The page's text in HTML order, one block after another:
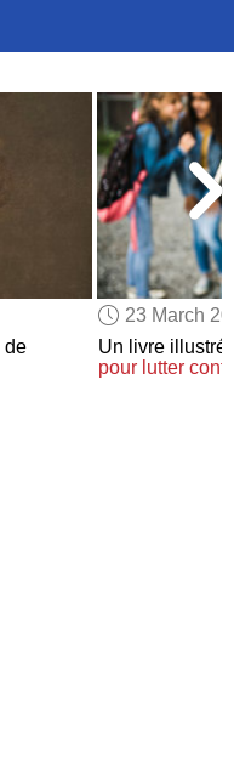
LICENSES
COLORS
de
23 March
Un livre
pour lutter